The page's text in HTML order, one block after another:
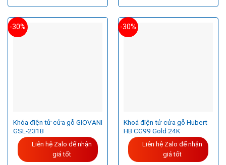
10.900.000VND.
là:
7.630.000VND.
16.600.000VND.là:
-30%
Khóa điện tử cửa gỗ GIOVANI
GSL-231B
Liên hệ Zalo để nhận
giá tốt
-30%
Khoá điện tử cửa gỗ Hubert
HB CG99 Gold 24K
Liên hệ Zalo để nhận
giá tốt